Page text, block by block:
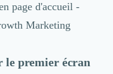
page d'accueil -
Marketing
le premier écran